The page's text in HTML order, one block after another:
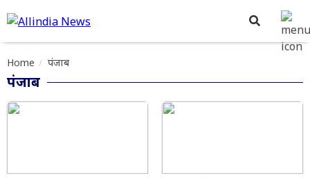
Home पंजाब
पंजाब